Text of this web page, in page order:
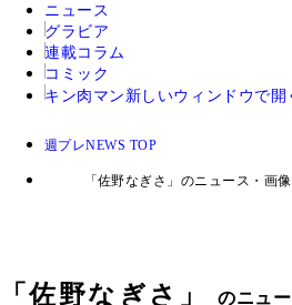
ニュース
グラビア
連載コラム
コミック
キン肉マン 新しいウィンドウで開
週プレNEWS TOP
「佐野なぎさ」のニュース・画
「佐野なぎさ 」のニュ